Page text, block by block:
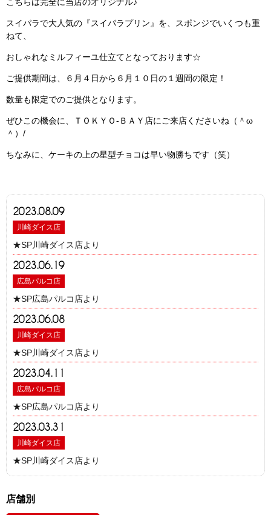
2023.08.09
川崎ダイス店
★SP川崎ダイス店より
2023.06.19
広島パルコ店
★SP広島パルコ店より
2023.06.08
川崎ダイス店
★SP川崎ダイス店より
2023.04.11
広島パルコ店
★SP広島パルコ店より
2023.03.31
川崎ダイス店
★SP川崎ダイス店より
店舗別
こちらは完全に当店のオリジナル♪
スイパラで大人気の『スイパラプリン』を、スポンジでいくつも重
ねて、
おしゃれなミルフィーユ仕立てとなっております☆
ご提供期間は、６月４日から６月１０日の１週間の限定！
数量も限定でのご提供となります。
ぜひこの機会に、ＴＯＫＹＯ-ＢＡＹ店にご来店くださいね（＾ω
＾）/
ちなみに、ケーキの上の星型チョコは早い物勝ちです（笑）